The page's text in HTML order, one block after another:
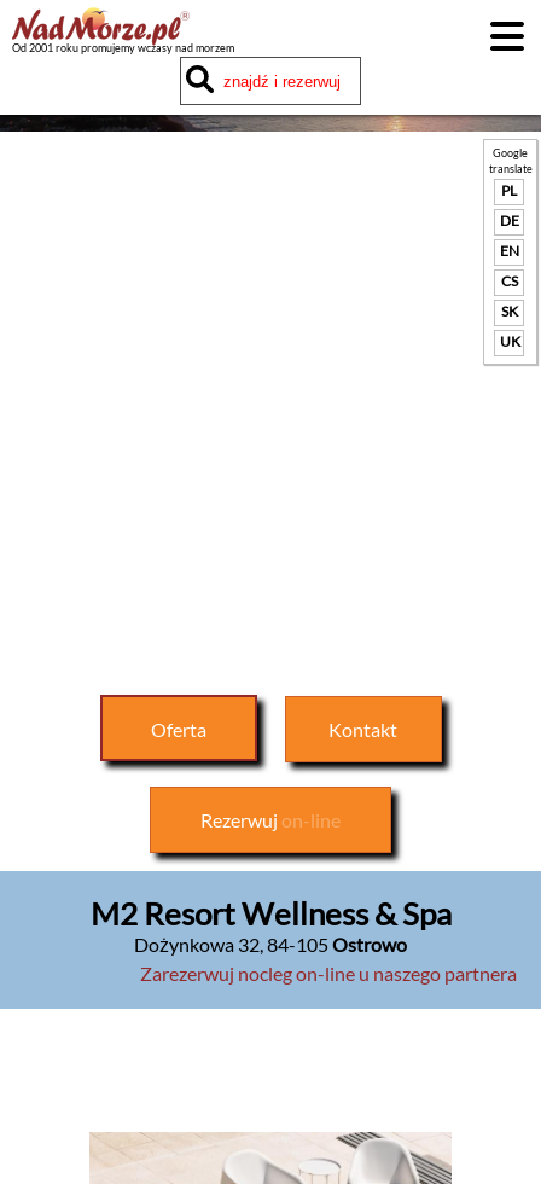
Od 2001 roku promujemy wczasy nad morzem
Google
translate
PL
DE
EN
CS
SK
UK
Oferta Kontakt
Rezerwuj on-line
M2 Resort Wellness & Spa
Dożynkowa 32,84-105Ostrowo
Zarezerwuj nocleg on-line u naszego partnera